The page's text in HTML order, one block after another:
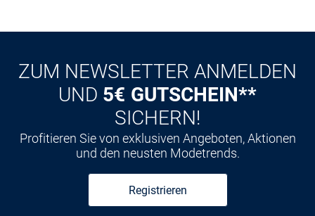
ZUM NEWSLETTER ANMELDEN
UND 5€ GUTSCHEIN**
SICHERN!
Profitieren Sie von exklusiven Angeboten, Aktionen
und den neusten Modetrends.
Registrieren